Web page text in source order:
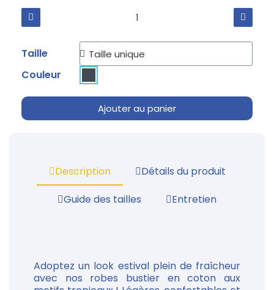
Taille
Couleur
Ajouter au panier
Description
Détails du produit
Guide des tailles
Entretien
Adoptez un look estival plein de fraîcheur
avec nos robes bustier en coton aux